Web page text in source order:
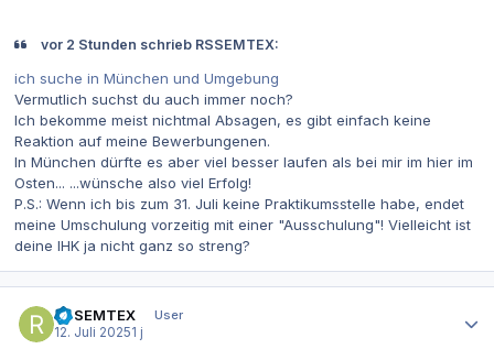
vor 2 Stunden schrieb RSSEMTEX:
ich suche in München und Umgebung
Vermutlich suchst du auch immer noch?
Ich bekomme meist nichtmal Absagen, es gibt einfach keine
Reaktion auf meine Bewerbungenen.
In München dürfte es aber viel besser laufen als bei mir im hier im
Osten... ...wünsche also viel Erfolg!
P.S.: Wenn ich bis zum 31. Juli keine Praktikumsstelle habe, endet
meine Umschulung vorzeitig mit einer "Ausschulung"! Vielleicht ist
deine IHK ja nicht ganz so streng?
RSSEMTEX
User
12. Juli 20251 j